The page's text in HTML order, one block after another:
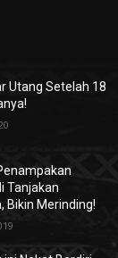
Utang Setelah 18
Tanjakan
Bikin Merinding!